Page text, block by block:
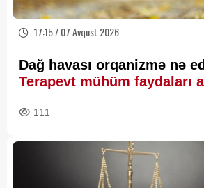
17:15 / 07 Avqust 2026
Dağ havası orqanizmə nə
Terapevt mühüm faydaları
111